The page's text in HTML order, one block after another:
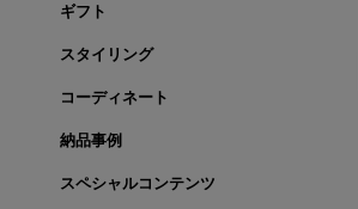
ギフト
スタイリング
コーディネート
納品事例
スペシャルコンテンツ